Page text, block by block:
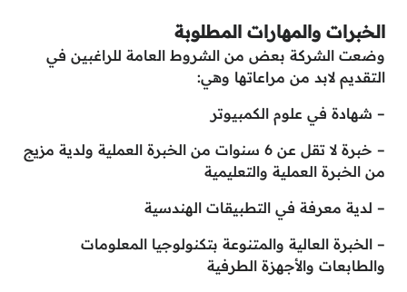
الخبرات والمهارات المطلوبة
وضعت الشركة بعض من الشروط العامة للراغبين في
التقديم لابد من مراعاتها وهي:
– شهادة في علوم الكمبيوتر
– خبرة لا تقل عن 6 سنوات من الخبرة العملية ولدية مزيج
من الخبرة العملية والتعليمية
– لدية معرفة في التطبيقات الهندسية
– الخبرة العالية والمتنوعة بتكنولوجيا المعلومات
والطابعات والأجهزة الطرفية